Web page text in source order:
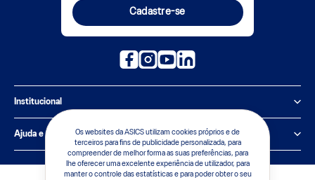
Os websites da ASICS utilizam cookies próprios e de
terceiros para fins de publicidade personalizada, para
compreender de melhor forma as suas preferências, para
lhe oferecer uma excelente experiência de utilizador, para
manter o controle das estatísticas e para poder obter o seu
Cadastre-se
Institucional
Política de Privacidade
Sobre a ASICS
Ajuda e suporte
Central de Relacionamento